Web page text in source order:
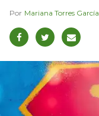
Mariana Torres García